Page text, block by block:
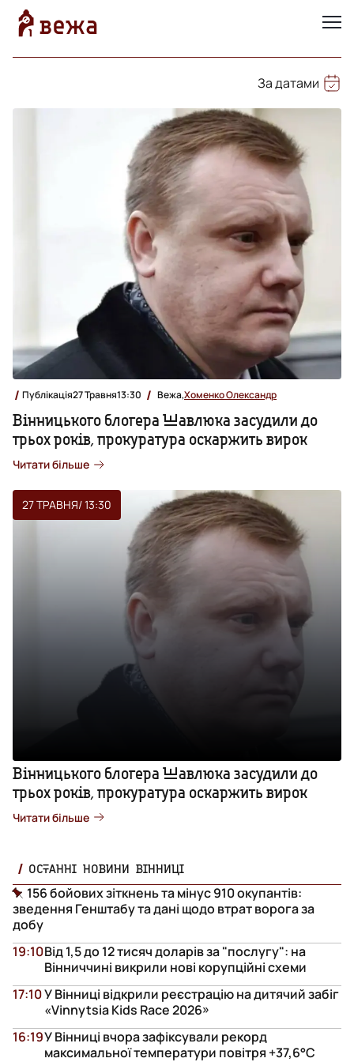
За датами
Публікація27 Травня13:30 Вежа,Хоменко Олександр
Вінницького блогера Шавлюка засудили до
трьох років, прокуратура оскаржить вирок
Читати більше
27 ТРАВНЯ/ 13:30
Вінницького блогера Шавлюка засудили до
трьох років, прокуратура оскаржить вирок
Читати більше
ОСТАННІ НОВИНИ ВІННИЦІ
156 бойових зіткнень та мінус 910 окупантів:
зведення Генштабу та дані щодо втрат ворога за
добу
Від 1,5 до 12 тисяч доларів за "послугу": на
Вінниччині викрили нові корупційні схеми
19:10
У Вінниці відкрили реєстрацію на дитячий забіг
«Vinnytsia Kids Race 2026»
17:10
У Вінниці вчора зафіксували рекорд
максимальної температури повітря +37,6°С
16:19